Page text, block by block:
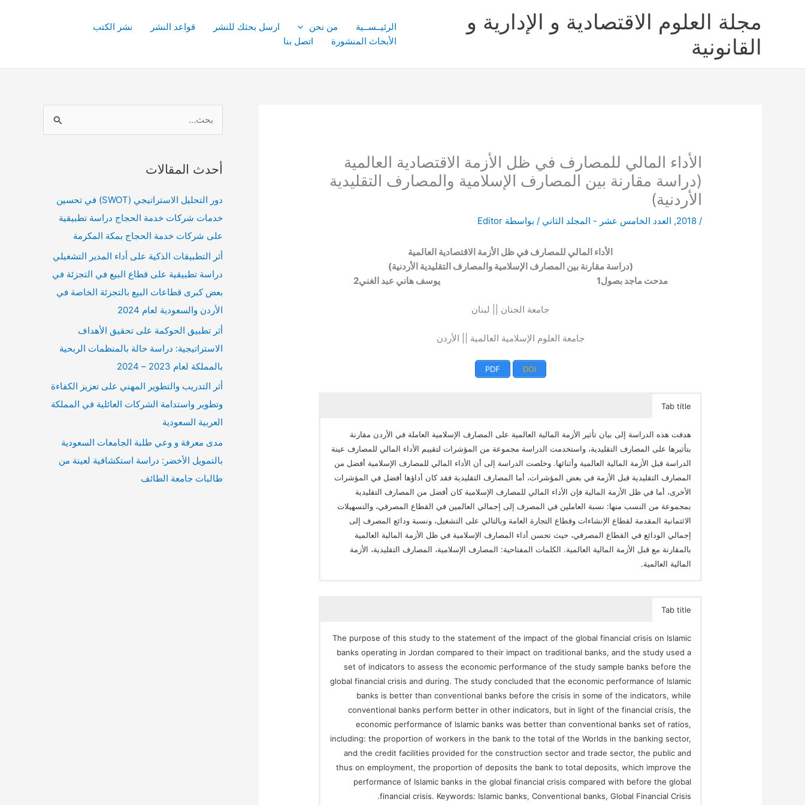
مجلة العلوم الاقتصادية و الإدارية و
القانونية
الرئيــســية من نحن ارسل بحثك للنشر قواعد النشر
نشر الكتب
الأبحاث المنشورة
اتصل بنا
الأداء المالي للمصارف في ظل الأزمة الاقتصادية العالمية
(دراسة مقارنة بين المصارف الإسلامية والمصارف التقليدية
الأردنية)
/
2018
, العدد الخامس عشر - المجلد الثاني / بواسطة Editor
الأداء المالي للمصارف في ظل الأزمة الاقتصادية العالمية
(دراسة مقارنة بين المصارف الإسلامية والمصارف التقليدية الأردنية)
مدحت ماجد بصول1 يوسف هاني عبد الغني2
جامعة الجنان || لبنان
جامعة العلوم الإسلامية العالمية || الأردن
DOI
PDF
Tab title
هدفت هذه الدراسة إلى بيان تأثير الأزمة المالية العالمية على المصارف الإسلامية العاملة في الأردن مقارنة
بتأثيرها على المصارف التقليدية، واستخدمت الدراسة مجموعة من المؤشرات لتقييم الأداء المالي للمصارف عينة
الدراسة قبل الأزمة المالية العالمية وأثنائها. وخلصت الدراسة إلى أن الأداء المالي للمصارف الإسلامية أفضل من
المصارف التقليدية قبل الأزمة في بعض المؤشرات، أما المصارف التقليدية فقد كان أداؤها أفضل في المؤشرات
الأخرى، أما في ظل الأزمة المالية فإن الأداء المالي للمصارف الإسلامية كان أفضل من المصارف التقليدية
بمجموعة من النسب منها: نسبة العاملين في المصرف إلى إجمالي العالمين في القطاع المصرفي، والتسهيلات
الائتمانية المقدمة لقطاع الإنشاءات وقطاع التجارة العامة وبالتالي على التشغيل، ونسبة ودائع المصرف إلى
إجمالي الودائع في القطاع المصرفي، حيث تحسن أداء المصارف الإسلامية في ظل الأزمة المالية العالمية
بالمقارنة مع قبل الأزمة المالية العالمية. الكلمات المفتاحية: المصارف الإسلامية، المصارف التقليدية، الأزمة
المالية العالمية.
Tab title
The purpose of this study to the statement of the impact of the global financial crisis on Islamic
banks operating in Jordan compared to their impact on traditional banks, and the study used a
set of indicators to assess the economic performance of the study sample banks before the
global financial crisis and during. The study concluded that the economic performance of Islamic
banks is better than conventional banks before the crisis in some of the indicators, while
conventional banks perform better in other indicators, but in light of the financial crisis, the
economic performance of Islamic banks was better than conventional banks set of ratios,
including: the proportion of workers in the bank to the total of the Worlds in the banking sector,
and the credit facilities provided for the construction sector and trade sector, the public and
thus on employment, the proportion of deposits the bank to total deposits, which improve the
performance of Islamic banks in the global financial crisis compared with before the global
financial crisis. Keywords: Islamic banks, Conventional banks, Global Financial Crisis.
ح
:
أحدث المقالات
دور التحليل الاستراتيجي (SWOT) في تحسين
خدمات شركات خدمة الحجاج دراسة تطبيقية
على شركات خدمة الحجاج بمكة المكرمة
أثر التطبيقات الذكية على أداء المدير التشغيلي
دراسة تطبيقية على قطاع البيع في التجزئة في
بعض كبرى قطاعات البيع بالتجزئة الخاصة في
الأردن والسعودية لعام 2024
أثر تطبيق الحوكمة على تحقيق الأهداف
الاستراتيجية: دراسة حالة بالمنظمات الربحية
بالمملكة لعام 2023 – 2024
أثر التدريب والتطوير المهني على تعزيز الكفاءة
وتطوير واستدامة الشركات العائلية في المملكة
العربية السعودية
مدى معرفة و وعي طلبة الجامعات السعودية
بالتمويل الأخضر: دراسة استكشافية لعينة من
طالبات جامعة الطائف